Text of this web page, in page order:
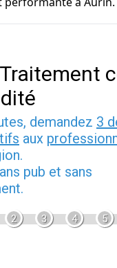
demandez 3
aux
pub et sans
2 3 4 5